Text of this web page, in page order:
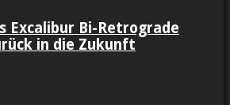
Excalibur Bi-Retrograde
in die Zukunft